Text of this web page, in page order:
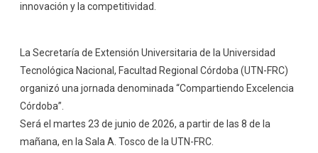
innovación y la competitividad.
La Secretaría de Extensión Universitaria de la Universidad
Tecnológica Nacional, Facultad Regional Córdoba (UTN-FRC)
organizó una jornada denominada “Compartiendo Excelencia
Córdoba”.
Será el martes 23 de junio de 2026, a partir de las 8 de la
mañana, en la Sala A. Tosco de la UTN-FRC.